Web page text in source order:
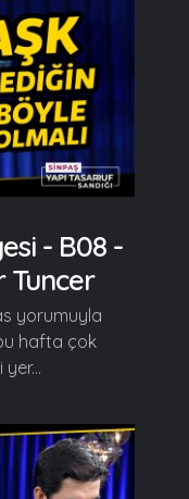
- B08 -
Tuncer
yorumuyla
hafta çok